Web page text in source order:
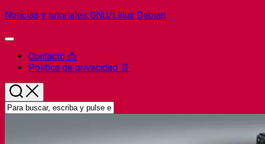
Saltar
contenido
Noticias y tutoriales GNU/Linux Debian
Ampliar
menú Contacto 📩
Política de privacidad 📄